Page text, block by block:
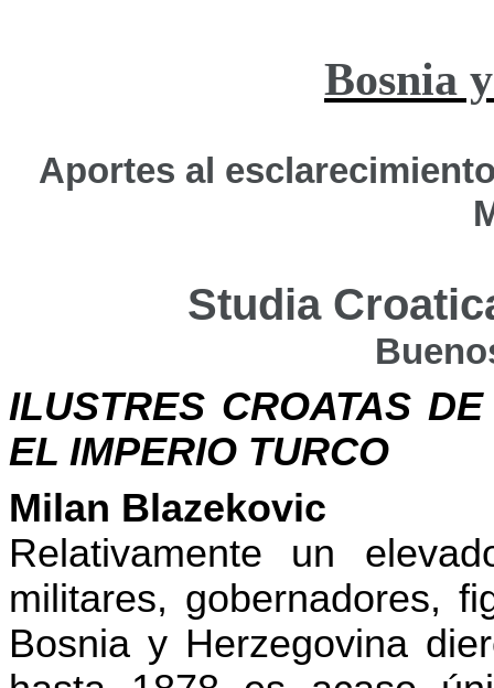
Bosnia
Aportes al
Studia
ILUSTRES CROATAS
EL IMPERIO TURCO
Milan Blazekovic
Relativamente un
militares, gobernadores,
Bosnia y Herzegovina